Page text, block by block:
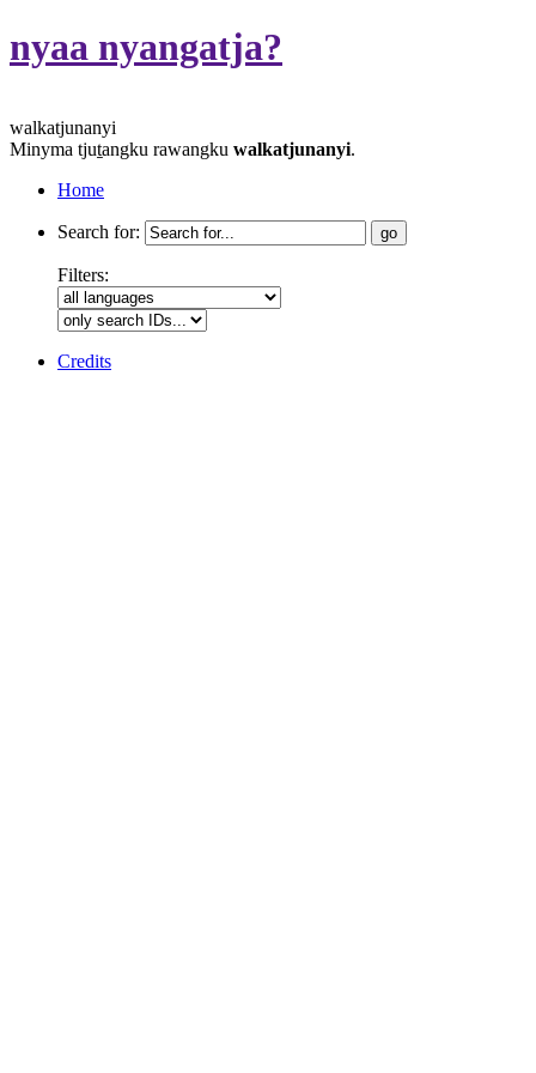
nyaa nyangatja?
walkatjunanyi
Minyma tjuṯangku rawangku walkatjunanyi.
Home
Search for:
Filters:
Credits